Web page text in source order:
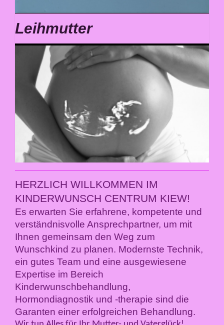
Leihmutter
HERZLICH WILLKOMMEN IM
KINDERWUNSCH CENTRUM KIEW!
Es erwarten Sie erfahrene, kompetente und
verständnisvolle Ansprechpartner, um mit
Ihnen gemeinsam den Weg zum
Wunschkind zu planen. Modernste Technik,
ein gutes Team und eine ausgewiesene
Expertise im Bereich
Kinderwunschbehandlung,
Hormondiagnostik und -therapie sind die
Garanten einer erfolgreichen Behandlung.